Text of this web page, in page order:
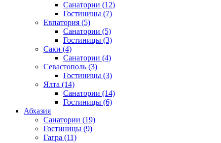
Санатории (12)
Гостиницы (7)
Евпатория (5)
Санатории (5)
Гостиницы (3)
Саки (4)
Санатории (4)
Севастополь (3)
Гостиницы (3)
Ялта (14)
Санатории (14)
Гостиницы (6)
Абхазия
Санатории (19)
Гостиницы (9)
Гагра (11)